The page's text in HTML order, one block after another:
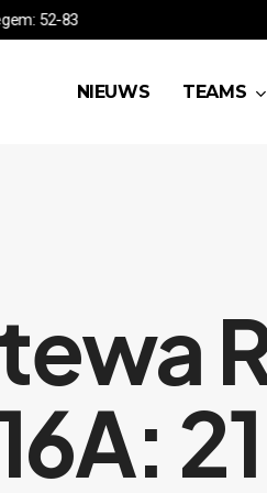
52-83
NIEUWS TEAMS